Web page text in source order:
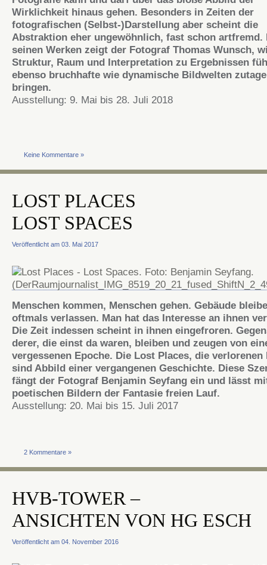
Wirklichkeit hinaus gehen. Besonders in Zeiten der
fotografischen (Selbst-)Darstellung aber scheint die
Abstraktion eher ungewöhnlich, fast schon artfremd.
seinen Werken zeigt der Fotograf Thomas Wunsch,
Struktur, Raum und Interpretation zu Ergebnissen
ebenso bruchhafte wie dynamische Bildwelten zutage
bringen.
Ausstellung: 9. Mai bis 28. Juli 2018
Keine Kommentare »
LOST PLACES
LOST SPACES
Veröffentlicht am 03. Mai 2017
Menschen kommen, Menschen gehen. Gebäude
oftmals verlassen. Man hat das Interesse an ihnen
Die Zeit indessen scheint in ihnen eingefroren.
derer, die einst da waren, bleiben und zeugen von
vergessenen Epoche. Die Lost Places, die verlorenen
sind Abbild einer vergangenen Geschichte. Diese
fängt der Fotograf Benjamin Seyfang ein und lässt
poetischen Bildern der Fantasie freien Lauf.
Ausstellung: 20. Mai bis 15. Juli 2017
2 Kommentare »
HVB-TOWER –
ANSICHTEN VON HG ESCH
Veröffentlicht am 04. November 2016